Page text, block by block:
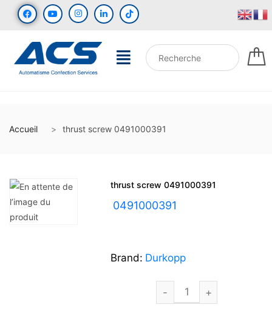
Accueil thrust screw 0491000391
thrust screw 0491000391
0491000391
Brand: Durkopp